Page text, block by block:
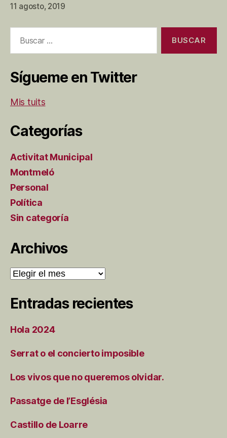
11 agosto, 2019
Sígueme en Twitter
Mis tuits
Categorías
Activitat Municipal
Montmeló
Personal
Política
Sin categoría
Archivos
Archivos
Entradas recientes
Hola 2024
Serrat o el concierto imposible
Los vivos que no queremos olvidar.
Passatge de l’Església
Castillo de Loarre